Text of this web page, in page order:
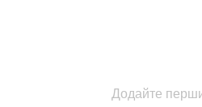
Додайте